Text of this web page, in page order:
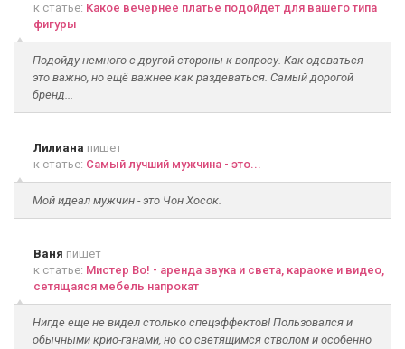
к статье: Какое вечернее платье подойдет для вашего типа
фигуры
Подойду немного с другой стороны к вопросу. Как одеваться
это важно, но ещё важнее как раздеваться. Самый дорогой
бренд...
Лилиана пишет
к статье: Самый лучший мужчина - это...
Мой идеал мужчин - это Чон Хосок.
Ваня пишет
к статье: Мистер Во! - аренда звука и света, караоке и видео,
сетящаяся мебель напрокат
Нигде еще не видел столько спецэффектов! Пользовался и
обычными крио-ганами, но со светящимся стволом и особенно